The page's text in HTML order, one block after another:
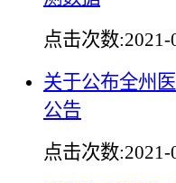
点击次数:2021-
关于公布全州
公告
点击次数:2021-